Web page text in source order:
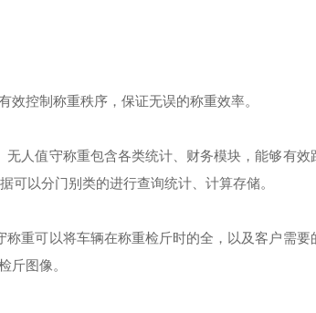
控制称重秩序，保证无误的称重效率。
人值守称重包含各类统计、财务模块，能够有效
可以分门别类的进行查询统计、计算存储。
重可以将车辆在称重检斤时的全，以及客户需要
斤图像。